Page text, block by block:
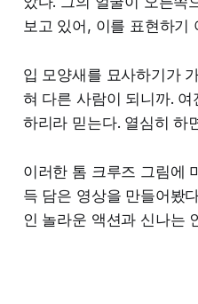
보고 있어, 이를 표현하기
입 모양새를 묘사하기가
혀 다른 사람이 되니까.
하리라 믿는다. 열심히 하
이러한 톰 크루즈 그림에
득 담은 영상을 만들어봤
인 놀라운 액션과 신나는